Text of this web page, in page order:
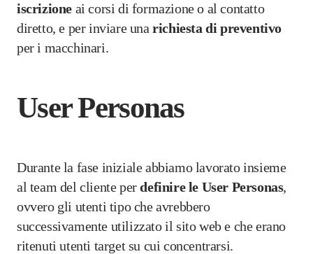
iscrizione ai corsi di formazione o al contatto
diretto, e per inviare unarichiesta di preventivo
per i macchinari.
User Personas
Durante la fase iniziale abbiamo lavorato insieme
al team del cliente perdefinire le User Personas,
ovvero gli utenti tipo che avrebbero
successivamente utilizzato il sito web e che erano
ritenuti utenti target su cui concentrarsi.